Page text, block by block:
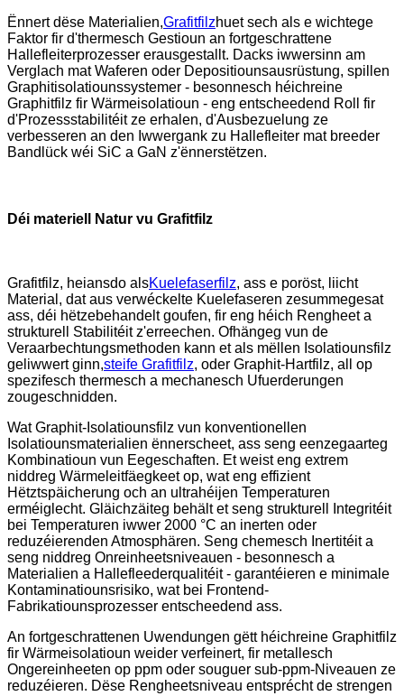
Ënnert dëse Materialien,Grafitfilzhuet sech als e wichtege
Faktor fir d'thermesch Gestioun an fortgeschrattene
Hallefleiterprozesser erausgestallt. Dacks iwwersinn am
Verglach mat Waferen oder Depositiounsausrüstung, spillen
Graphitisolatiounssystemer - besonnesch héichreine
Graphitfilz fir Wärmeisolatioun - eng entscheedend Roll fir
d'Prozessstabilitéit ze erhalen, d'Ausbezuelung ze
verbesseren an den Iwwergank zu Hallefleiter mat breeder
Bandlück wéi SiC a GaN z'ënnerstëtzen.
Déi materiell Natur vu Grafitfilz
Grafitfilz, heiansdo alsKuelefaserfilz, ass e poröst, liicht
Material, dat aus verwéckelte Kuelefaseren zesummegesat
ass, déi hëtzebehandelt goufen, fir eng héich Rengheet a
strukturell Stabilitéit z'erreechen. Ofhängeg vun de
Veraarbechtungsmethoden kann et als mëllen Isolatiounsfilz
geliwwert ginn,steife Grafitfilz, oder Graphit-Hartfilz, all op
spezifesch thermesch a mechanesch Ufuerderungen
zougeschnidden.
Wat Graphit-Isolatiounsfilz vun konventionellen
Isolatiounsmaterialien ënnerscheet, ass seng eenzegaarteg
Kombinatioun vun Eegeschaften. Et weist eng extrem
niddreg Wärmeleitfäegkeet op, wat eng effizient
Hëtztspäicherung och an ultrahéijen Temperaturen
erméiglecht. Gläichzäiteg behält et seng strukturell Integritéit
bei Temperaturen iwwer 2000 °C an inerten oder
reduzéierenden Atmosphären. Seng chemesch Inertitéit a
seng niddreg Onreinheetsniveauen - besonnesch a
Materialien a Hallefleederqualitéit - garantéieren e minimale
Kontaminatiounsrisiko, wat bei Frontend-
Fabrikatiounsprozesser entscheedend ass.
An fortgeschrattenen Uwendungen gëtt héichreine Graphitfilz
fir Wärmeisolatioun weider verfeinert, fir metallesch
Ongereinheeten op ppm oder souguer sub-ppm-Niveauen ze
reduzéieren. Dëse Rengheetsniveau entsprécht de strengen